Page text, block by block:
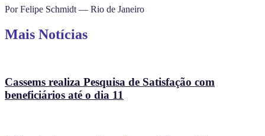
Por Felipe Schmidt — Rio de Janeiro
Mais Notícias
Cassems realiza Pesquisa de Satisfação com
beneficiários até o dia 11